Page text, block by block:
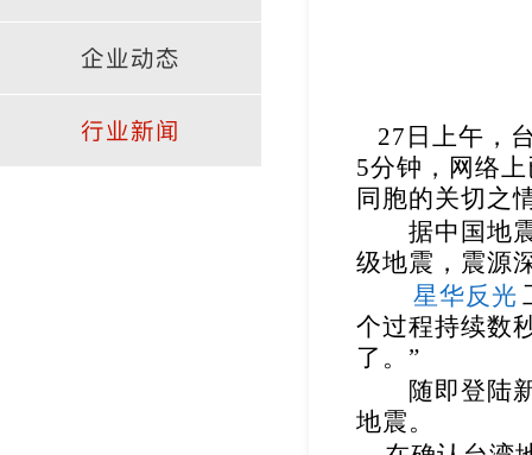
渐变反光面料
彩色反光布
企业动态
行业新闻 27 日上午，
5分钟，网络
同胞的关切之
据中国地震
级地震，震源
星华反光
个过程持续数
了。 ”
随即登陆新
地震。